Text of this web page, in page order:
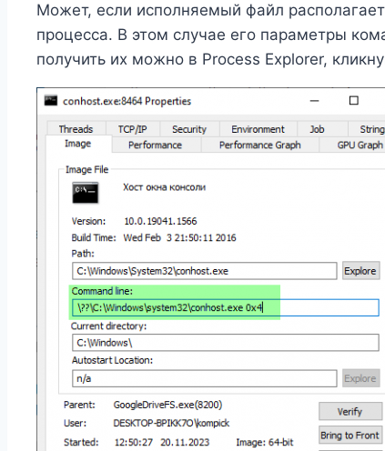
Может, если исполняемый файл
процесса. В этом случае его параметры
получить их можно в Process Explorer,